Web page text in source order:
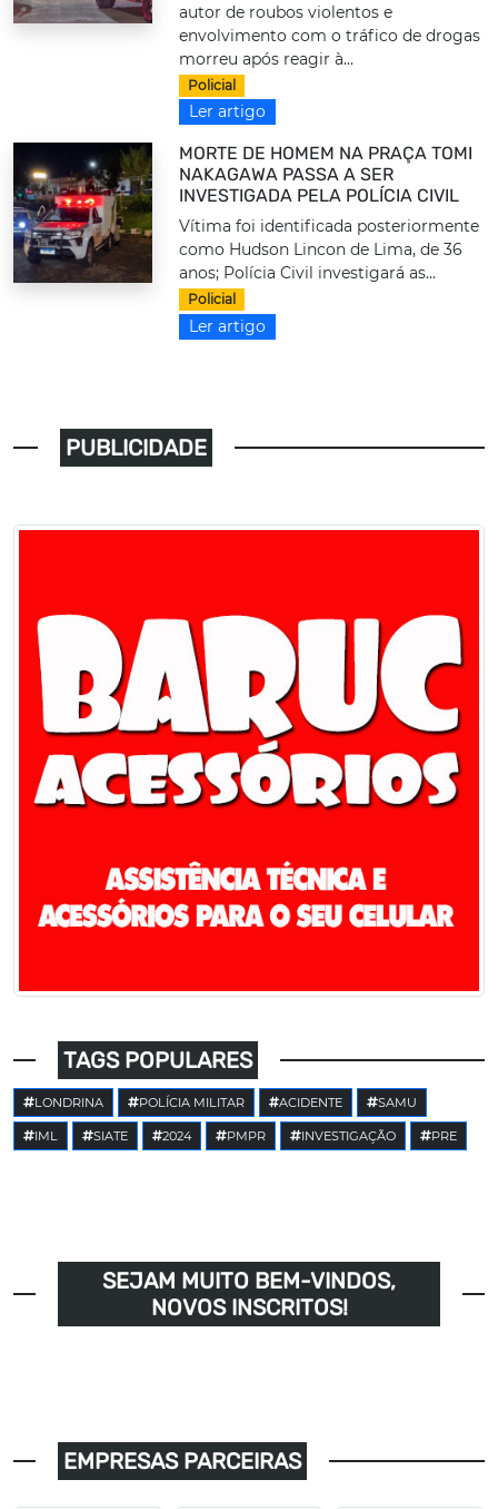
autor de roubos violentos e
envolvimento com o tráfico de drogas
morreu após reagir à...
Policial
Ler artigo
MORTE DE HOMEM NA PRAÇA TOMI
NAKAGAWA PASSA A SER
INVESTIGADA PELA POLÍCIA CIVIL
Vítima foi identificada posteriormente
como Hudson Lincon de Lima, de 36
anos; Polícia Civil investigará as...
Policial
Ler artigo
PUBLICIDADE
TAGS POPULARES
LONDRINA POLÍCIA MILITAR ACIDENTE SAMU
IML SIATE 2024 PMPR INVESTIGAÇÃO PRE
SEJAM MUITO BEM-VINDOS,
NOVOS INSCRITOS!
EMPRESAS PARCEIRAS